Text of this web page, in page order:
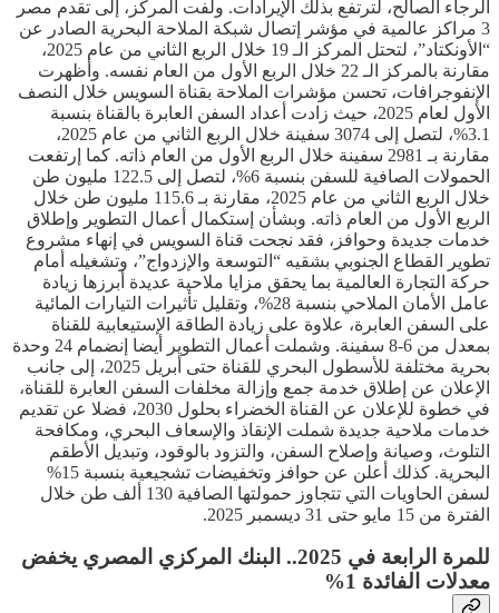
الرجاء الصالح، لترتفع بذلك الإيرادات. ولفت المركز، إلى تقدم مصر
3 مراكز عالمية في مؤشر إتصال شبكة الملاحة البحرية الصادر عن
“الأونكتاد”، لتحتل المركز الـ 19 خلال الربع الثاني من عام 2025،
مقارنة بالمركز الـ 22 خلال الربع الأول من العام نفسه. وأظهرت
الإنفوجرافات، تحسن مؤشرات الملاحة بقناة السويس خلال النصف
الأول لعام 2025، حيث زادت أعداد السفن العابرة بالقناة بنسبة
3.1%، لتصل إلى 3074 سفينة خلال الربع الثاني من عام 2025،
مقارنة بـ 2981 سفينة خلال الربع الأول من العام ذاته. كما إرتفعت
الحمولات الصافية للسفن بنسبة 6%، لتصل إلى 122.5 مليون طن
خلال الربع الثاني من عام 2025، مقارنة بـ 115.6 مليون طن خلال
الربع الأول من العام ذاته. وبشأن إستكمال أعمال التطوير وإطلاق
خدمات جديدة وحوافز، فقد نجحت قناة السويس في إنهاء مشروع
تطوير القطاع الجنوبي بشقيه “التوسعة والإزدواج”، وتشغيله أمام
حركة التجارة العالمية بما يحقق مزايا ملاحية عديدة أبرزها زيادة
عامل الأمان الملاحي بنسبة 28%، وتقليل تأثيرات التيارات المائية
على السفن العابرة، علاوة على زيادة الطاقة الإستيعابية للقناة
بمعدل من 6-8 سفينة. وشملت أعمال التطوير أيضا إنضمام 24 وحدة
بحرية مختلفة للأسطول البحري للقناة حتى أبريل 2025، إلى جانب
الإعلان عن إطلاق خدمة جمع وإزالة مخلفات السفن العابرة للقناة،
في خطوة للإعلان عن القناة الخضراء بحلول 2030، فضلا عن تقديم
خدمات ملاحية جديدة شملت الإنقاذ والإسعاف البحري، ومكافحة
التلوث، وصيانة وإصلاح السفن، والتزود بالوقود، وتبديل الأطقم
البحرية. كذلك أعلن عن حوافز وتخفيضات تشجيعية بنسبة 15%
لسفن الحاويات التي تتجاوز حمولتها الصافية 130 ألف طن خلال
الفترة من 15 مايو حتى 31 ديسمبر 2025.
للمرة الرابعة في 2025.. البنك المركزي المصري يخفض
معدلات الفائدة 1%